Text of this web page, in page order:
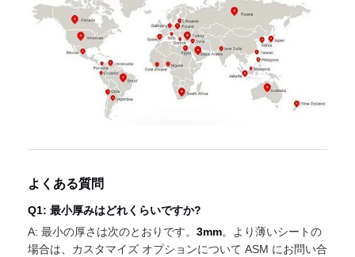
よくある質問
Q1: 最小厚みはどれくらいですか?
A: 最小の厚さは次のとおりです。 3mm。より薄いシートの
場合は、カスタマイズ オプションについて ASM にお問い合